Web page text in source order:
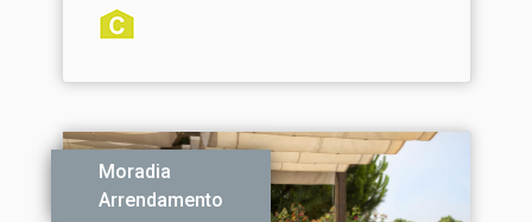
Moradia
Arrendamento